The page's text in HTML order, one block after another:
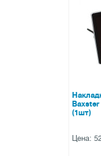
(1шт)
Цена: